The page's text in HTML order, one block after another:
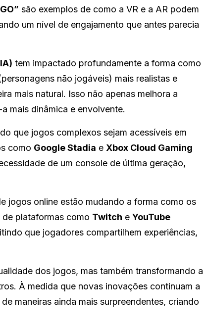
são exemplos de como a VR e a AR podem
um nível de engajamento que antes parecia
tem impactado profundamente a forma como
não jogáveis) mais realistas e
mais natural. Isso não apenas melhora a
mais dinâmica e envolvente.
que jogos complexos sejam acessíveis em
como Google Stadia e Xbox Cloud Gaming
de um console de última geração,
jogos online estão mudando a forma como os
plataformas como Twitch e YouTube
que jogadores compartilhem experiências,
dos jogos, mas também transformando a
À medida que novas inovações continuam a
maneiras ainda mais surpreendentes, criando